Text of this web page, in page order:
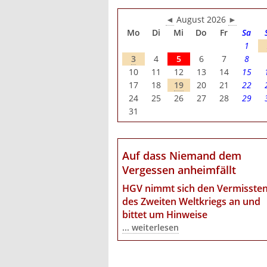
◄ August 2026 ►
Mo
Di Mi Do Fr Sa
1
3
4 5 6 7 8
10
11 12 13 14 15
17
18 19 20 21 22
24
25 26 27 28 29
31
Auf dass Niemand dem
Vergessen anheimfällt
HGV nimmt sich den Vermissten
des Zweiten Weltkriegs an und
bittet um Hinweise
... weiterlesen